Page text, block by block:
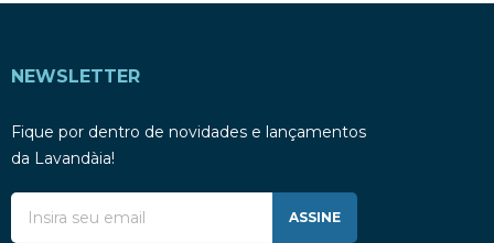
NEWSLETTER
Fique por dentro de novidades e lançamentos
da Lavandàia!
ASSINE